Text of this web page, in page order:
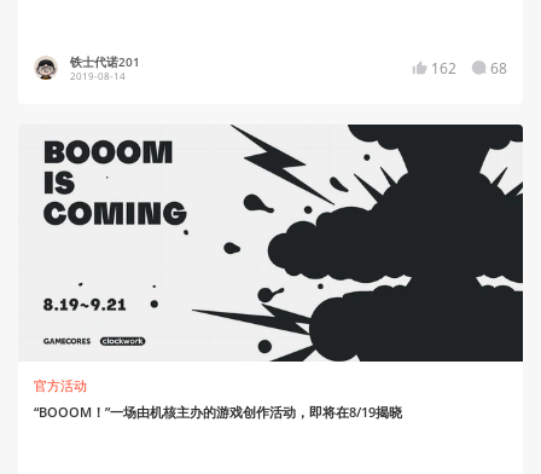
铁士代诺201
2019-08-14 162 68
官方活动
“BOOOM！”一场由机核主办的游戏创作活动，即将在8/19揭晓